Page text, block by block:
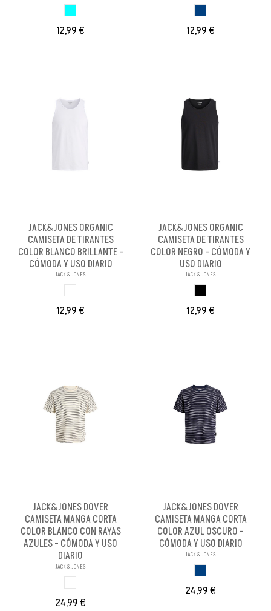
12,99 € 12,99 €
JACK&JONES ORGANIC
CAMISETA DE TIRANTES
COLOR BLANCO BRILLANTE -
CÓMODA Y USO DIARIO
JACK & JONES
12,99 €
JACK&JONES ORGANIC
CAMISETA DE TIRANTES
COLOR NEGRO - CÓMODA Y
USO DIARIO
JACK & JONES
12,99 €
JACK&JONES DOVER
CAMISETA MANGA CORTA
COLOR BLANCO CON RAYAS
AZULES - CÓMODA Y USO
DIARIO
JACK & JONES
24,99 €
JACK&JONES DOVER
CAMISETA MANGA CORTA
COLOR AZUL OSCURO -
CÓMODA Y USO DIARIO
JACK & JONES
24,99 €